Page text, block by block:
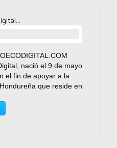
nació el 9 de mayo
el fin de apoyar a la
que reside en
nacionales, cabe
es la única en su